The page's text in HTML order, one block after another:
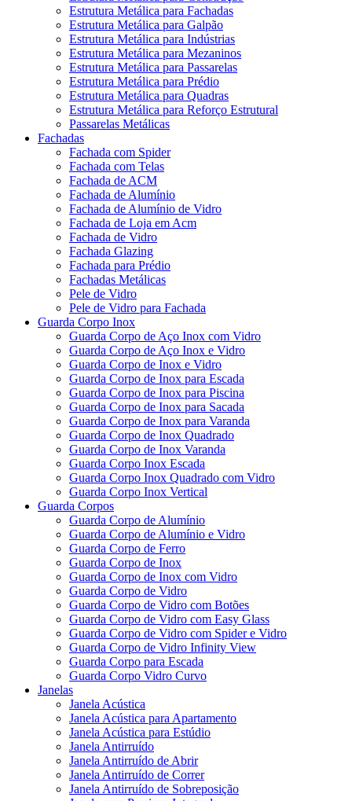
Estrutura Metálica para Fachadas
Estrutura Metálica para Galpão
Estrutura Metálica para Indústrias
Estrutura Metálica para Mezaninos
Estrutura Metálica para Passarelas
Estrutura Metálica para Prédio
Estrutura Metálica para Quadras
Estrutura Metálica para Reforço Estrutural
Passarelas Metálicas
Fachadas
Fachada com Spider
Fachada com Telas
Fachada de ACM
Fachada de Alumínio
Fachada de Alumínio de Vidro
Fachada de Loja em Acm
Fachada de Vidro
Fachada Glazing
Fachada para Prédio
Fachadas Metálicas
Pele de Vidro
Pele de Vidro para Fachada
Guarda Corpo Inox
Guarda Corpo de Aço Inox com Vidro
Guarda Corpo de Aço Inox e Vidro
Guarda Corpo de Inox e Vidro
Guarda Corpo de Inox para Escada
Guarda Corpo de Inox para Piscina
Guarda Corpo de Inox para Sacada
Guarda Corpo de Inox para Varanda
Guarda Corpo de Inox Quadrado
Guarda Corpo de Inox Varanda
Guarda Corpo Inox Escada
Guarda Corpo Inox Quadrado com Vidro
Guarda Corpo Inox Vertical
Guarda Corpos
Guarda Corpo de Alumínio
Guarda Corpo de Alumínio e Vidro
Guarda Corpo de Ferro
Guarda Corpo de Inox
Guarda Corpo de Inox com Vidro
Guarda Corpo de Vidro
Guarda Corpo de Vidro com Botões
Guarda Corpo de Vidro com Easy Glass
Guarda Corpo de Vidro com Spider e Vidro
Guarda Corpo de Vidro Infinity View
Guarda Corpo para Escada
Guarda Corpo Vidro Curvo
Janelas
Janela Acústica
Janela Acústica para Apartamento
Janela Acústica para Estúdio
Janela Antirruído
Janela Antirruído de Abrir
Janela Antirruído de Correr
Janela Antirruído de Sobreposição